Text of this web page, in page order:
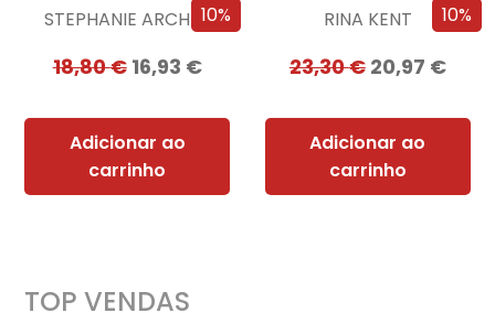
10%
STEPHANIE ARCHER
18,80€ 16,93 €
Adicionar ao
carrinho
10%
RINA KENT
23,30€ 20,97 €
Adicionar ao
carrinho
TOP VENDAS